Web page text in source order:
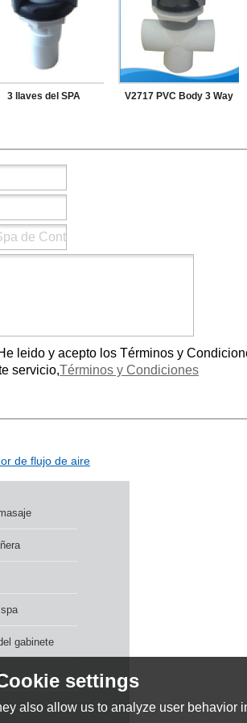
3 llaves del SPA
de Control de aire
V2717 PVC Body 3 Way
leido y acepto los Términos y
servicio,Términos y Condiciones
de flujo de aire
gabinete
settings
also allow us to analyze user behavior